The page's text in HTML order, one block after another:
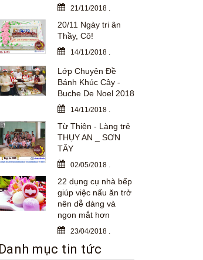
21/11/2018.
20/11 Ngày tri ân
Thầy, Cô!
14/11/2018.
Lớp Chuyên Đề
Bánh Khúc Cây -
Buche De Noel 2018
14/11/2018.
Từ Thiện - Làng trẻ
THỤY AN _ SƠN
TÂY
02/05/2018.
22 dụng cụ nhà bếp
giúp việc nấu ăn trở
nên dễ dàng và
ngon mắt hơn
23/04/2018.
Danh mục tin tức